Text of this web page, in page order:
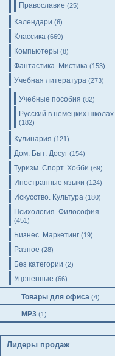
Православие (25)
Календари (6)
Классика (669)
Компьютеры (8)
Фантастика. Мистика (153)
Учебная литература (273)
Учебные пособия (82)
Русский в немецких школах
(182)
Кулинария (121)
Дом. Быт. Досуг (154)
Туризм. Спорт. Хобби (69)
Иностранные языки (124)
Искусство. Культура (180)
Психология. Философия
(451)
Бизнес. Маркетинг (19)
Разное (28)
Без категории (2)
Уцененные (66)
Товары для офиса (4)
MP3 (1)
Лидеры продаж